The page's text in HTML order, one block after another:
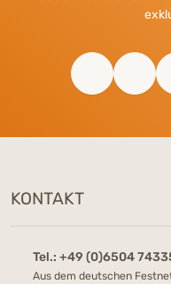
KONTAKT
Tel.: +49 (0)6504
Aus dem deutschen